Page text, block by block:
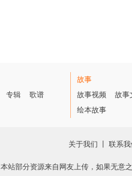
专辑
歌谱
故事
故事视频
故事
绘本故事
关于我们 联系
本站部分资源来自网友上传，如果无意